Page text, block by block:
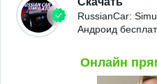
RussianCar:
Андроид
Онлайн